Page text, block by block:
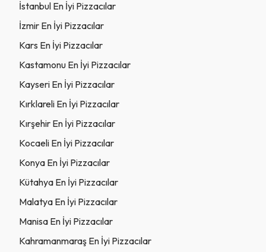
İstanbul En İyi Pizzacılar
İzmir En İyi Pizzacılar
Kars En İyi Pizzacılar
Kastamonu En İyi Pizzacılar
Kayseri En İyi Pizzacılar
Kırklareli En İyi Pizzacılar
Kırşehir En İyi Pizzacılar
Kocaeli En İyi Pizzacılar
Konya En İyi Pizzacılar
Kütahya En İyi Pizzacılar
Malatya En İyi Pizzacılar
Manisa En İyi Pizzacılar
Kahramanmaraş En İyi Pizzacılar